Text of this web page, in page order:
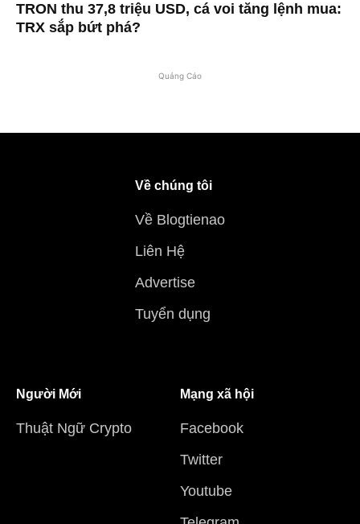
TRON thu 37,8 triệu USD, cá voi tăng lệnh mua:
TRX sắp bứt phá?
Quảng Cáo
Về chúng tôi
Về Blogtienao
Liên Hệ
Advertise
Tuyển dụng
Người Mới
Thuật Ngữ Crypto
Mạng xã hội
Facebook
Twitter
Youtube